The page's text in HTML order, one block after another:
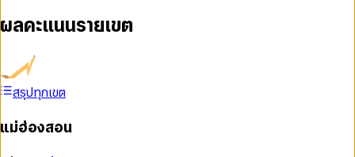
ผลคะแนนรายเขต
สรุปทุกเขต
แม่ฮ่องสอน